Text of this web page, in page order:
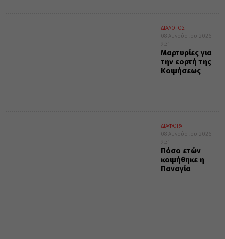
ΔΙΑΛΟΓΟΣ
08 Αυγούστου 2026
9:31
Μαρτυρίες για
την εορτή της
Κοιμήσεως
ΔΙΑΦΟΡΑ
08 Αυγούστου 2026
9:31
Πόσο ετών
κοιμήθηκε η
Παναγία